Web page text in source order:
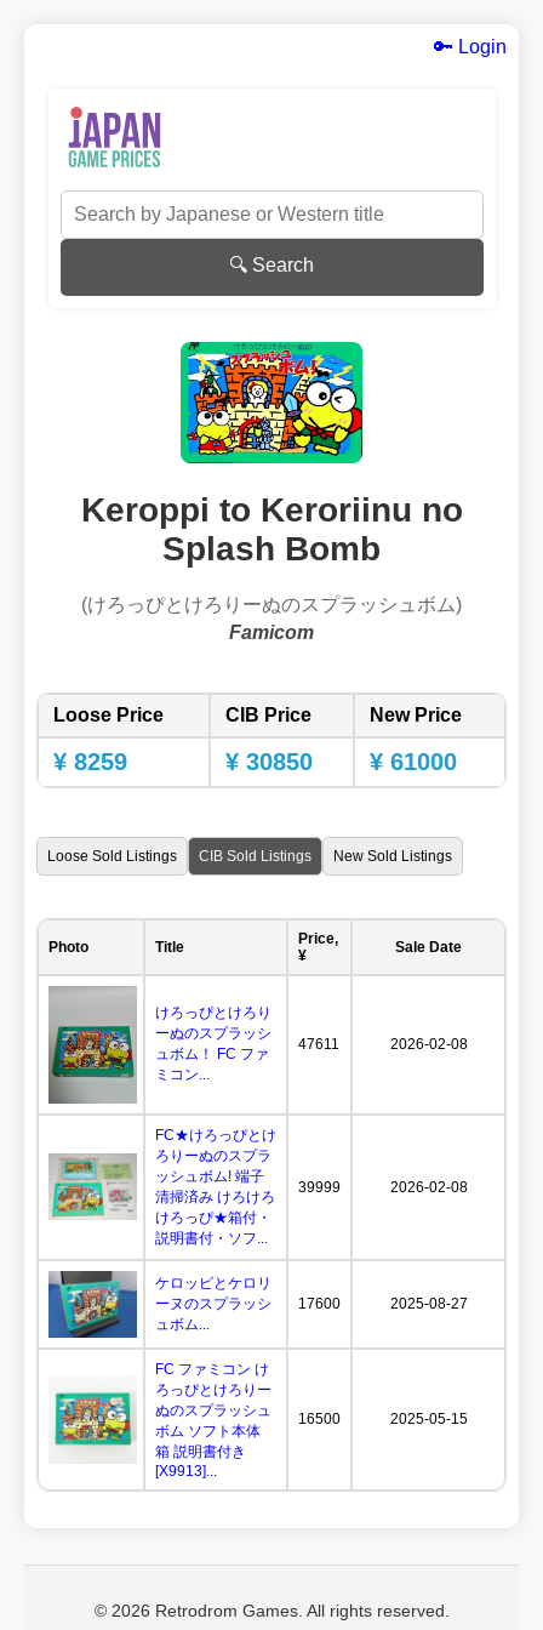
🔑 Login
🔍 Search
Keroppi to Keroriinu no
Splash Bomb
(けろっぴとけろりーぬのスプラッシュボム)
Famicom
Loose Price CIB Price New Price
¥ 8259 ¥ 30850 ¥ 61000
Loose Sold Listings CIB Sold Listings New Sold Listings
Photo Title
Price,
¥
Sale Date
けろっぴとけろり
ーぬのスプラッシ
ュボム！ FC ファ
ミコン...
47611 2026-02-08
FC★けろっぴとけ
ろりーぬのスプラ
ッシュボム! 端子
清掃済み けろけろ
けろっぴ★箱付・
説明書付・ソフ...
39999 2026-02-08
ケロッピとケロリ
ーヌのスプラッシ
ュボム...
17600 2025-08-27
FC ファミコン け
ろっぴとけろりー
ぬのスプラッシュ
ボム ソフト本体
箱 説明書付き
[X9913]...
16500 2025-05-15
© 2026 Retrodrom Games. All rights reserved.